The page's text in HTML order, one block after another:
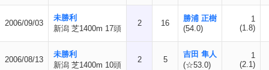
2006/09/03
未勝利
新潟 芝1400m 17頭
2 16
勝浦 正樹
(54.0)
1
(1.8)
2006/08/13
未勝利
新潟 芝1400m 10頭
2 5
吉田 隼人
(☆53.0)
1
(2.1)